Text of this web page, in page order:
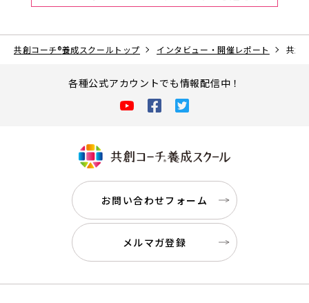
共創コーチ®養成スクールトップ インタビュー・開催レポート 共創
各種公式アカウントでも情報配信中！
お問い合わせフォーム
メルマガ登録